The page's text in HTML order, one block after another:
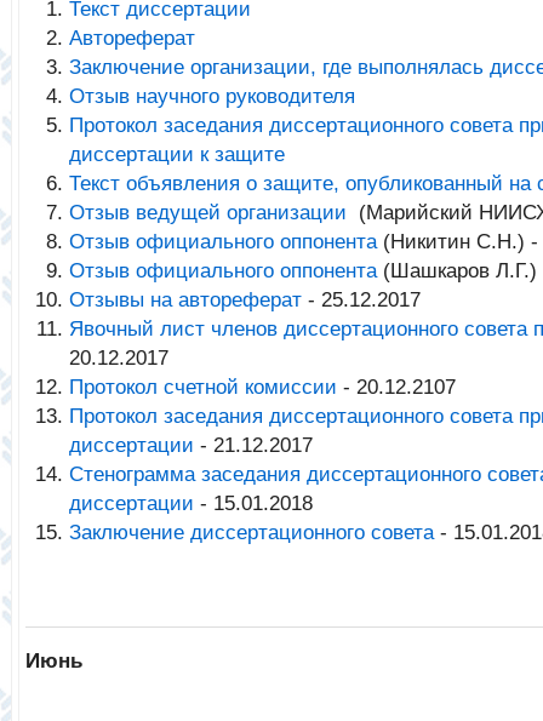
Текст диссертации
Автореферат
Заключение организации, где выполнялась
Отзыв научного руководителя
Протокол заседания диссертационного совета
диссертации к защите
Текст объявления о защите, опубликованный
Отзыв ведущей организации (Марийский
Отзыв официального оппонента(Никитин С.Н.) -
Отзыв официального оппонента(Шашкаров Л.Г.)
Отзывы на автореферат - 25.12.2017
Явочный лист членов диссертационного совета
20.12.2017
Протокол счетной комиссии - 20.12.2107
Протокол заседания диссертационного совета
диссертации - 21.12.2017
Стенограмма заседания диссертационного
диссертации - 15.01.2018
Заключение диссертационного совета-
Июнь